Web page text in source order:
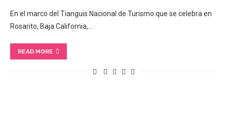
En el marco del Tianguis Nacional de Turismo que se celebra en
Rosarito, Baja California,…
READ MORE